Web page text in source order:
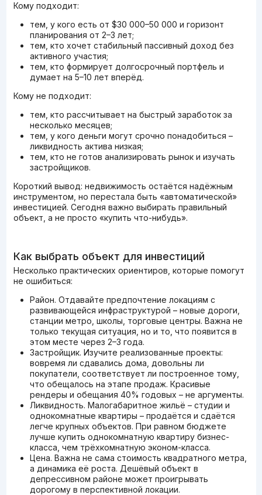
Кому подходит:
тем, у кого есть от $30 000–50 000 и горизонт
планирования от 2–3 лет;
тем, кто хочет стабильный пассивный доход без
активного участия;
тем, кто формирует долгосрочный портфель и
думает на 5–10 лет вперёд.
Кому не подходит:
тем, кто рассчитывает на быстрый заработок за
несколько месяцев;
тем, у кого деньги могут срочно понадобиться –
ликвидность актива низкая;
тем, кто не готов анализировать рынок и изучать
застройщиков.
Короткий вывод: недвижимость остаётся надёжным
инструментом, но перестала быть «автоматической»
инвестицией. Сегодня важно выбирать правильный
объект, а не просто «купить что-нибудь».
Как выбрать объект для инвестиций
Несколько практических ориентиров, которые помогут
не ошибиться:
Район. Отдавайте предпочтение локациям с
развивающейся инфраструктурой – новые дороги,
станции метро, школы, торговые центры. Важна не
только текущая ситуация, но и то, что появится в
этом месте через 2–3 года.
Застройщик. Изучите реализованные проекты:
вовремя ли сдавались дома, довольны ли
покупатели, соответствует ли построенное тому,
что обещалось на этапе продаж. Красивые
рендеры и обещания 40% годовых – не аргументы.
Ликвидность. Малогабаритное жильё – студии и
однокомнатные квартиры – продаётся и сдаётся
легче крупных объектов. При равном бюджете
лучше купить однокомнатную квартиру бизнес-
класса, чем трёхкомнатную эконом-класса.
Цена. Важна не сама стоимость квадратного метра,
а динамика её роста. Дешёвый объект в
депрессивном районе может проигрывать
дорогому в перспективной локации.